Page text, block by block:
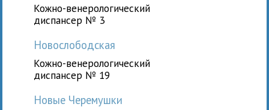
Кожно-венерологический
диспансер № 3
Новослободская
Кожно-венерологический
диспансер № 19
Новые Черемушки